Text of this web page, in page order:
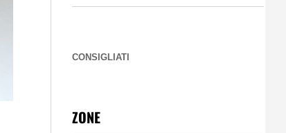
CONSIGLIATI
ZONE